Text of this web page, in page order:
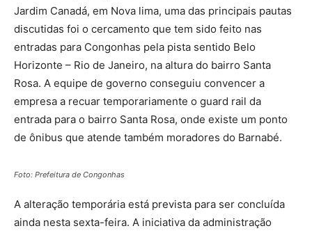
Jardim Canadá, em Nova lima, uma das principais pautas
discutidas foi o cercamento que tem sido feito nas
entradas para Congonhas pela pista sentido Belo
Horizonte – Rio de Janeiro, na altura do bairro Santa
Rosa. A equipe de governo conseguiu convencer a
empresa a recuar temporariamente o guard rail da
entrada para o bairro Santa Rosa, onde existe um ponto
de ônibus que atende também moradores do Barnabé.
Foto: Prefeitura de Congonhas
A alteração temporária está prevista para ser concluída
ainda nesta sexta-feira. A iniciativa da administração